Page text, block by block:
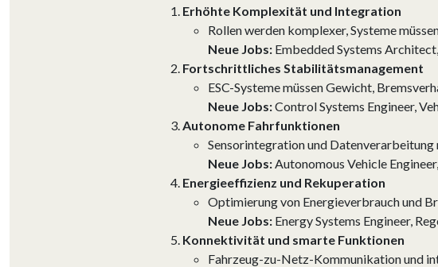
Erhöhte Komplexität und Integration
Rollen werden komplexer, Systeme
Neue Jobs: Embedded Systems
Fortschrittliches Stabilitätsmanagement
ESC-Systeme müssen Gewicht,
Neue Jobs:Control Systems Engineer,
Autonome Fahrfunktionen
Sensorintegration und Datenverarbeitung
Neue Jobs:Autonomous Vehicle
Energieeffizienz und Rekuperation
Optimierung von Energieverbrauch und
Neue Jobs: Energy Systems Engineer,
Konnektivität und smarte Funktionen
Fahrzeug-zu-Netz-Kommunikation und